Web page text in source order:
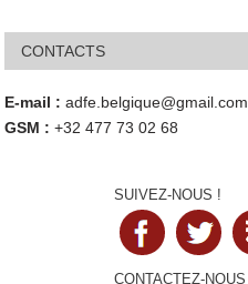
CONTACTS
E-mail : adfe.belgique@gmail.com
GSM : +32 477 73 02 68
SUIVEZ-NOUS !
CONTACTEZ-NOUS